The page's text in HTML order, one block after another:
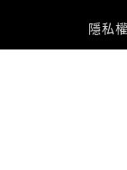
隱私